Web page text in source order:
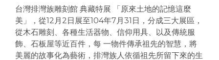
台灣排灣族雕刻館 典藏特展 「原來土地的記憶這麼
美」，從12月2日展至104年7月31日，分成三大展區，
從木石雕刻、各種生活器物、信仰用具、以及傳統服
飾、石板屋等近百件，每 一物件傳承祖先的智慧，將
美麗的故事化為藝術，排灣族人依循祖先所留下來的生